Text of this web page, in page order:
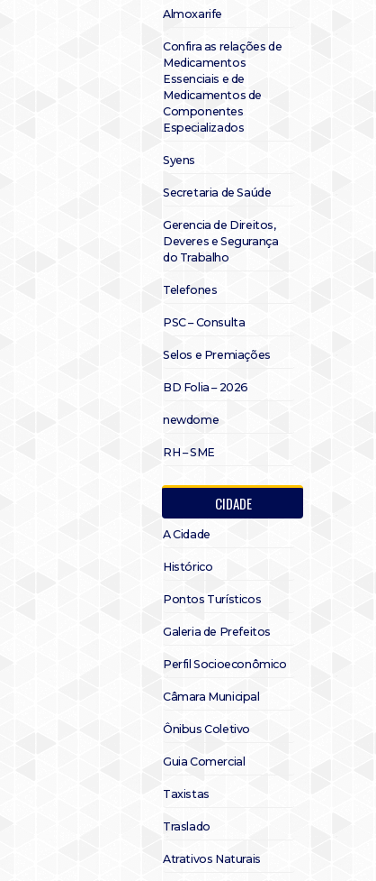
Almoxarife
Confira as relações de
Medicamentos
Essenciais e de
Medicamentos de
Componentes
Especializados
Syens
Secretaria de Saúde
Gerencia de Direitos,
Deveres e Segurança
do Trabalho
Telefones
PSC – Consulta
Selos e Premiações
BD Folia – 2026
newdome
RH – SME
CIDADE
A Cidade
Histórico
Pontos Turísticos
Galeria de Prefeitos
Perfil Socioeconômico
Câmara Municipal
Ônibus Coletivo
Guia Comercial
Taxistas
Traslado
Atrativos Naturais